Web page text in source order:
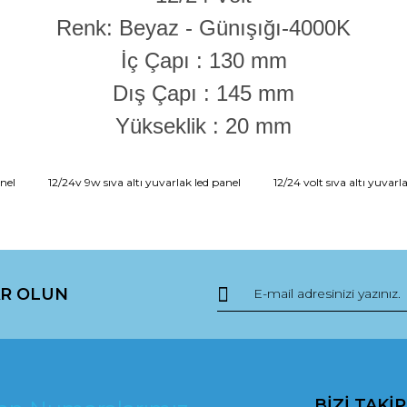
Renk: Beyaz - Günışığı-4000K
İç Çapı : 130 mm
Dış Çapı : 145 mm
Yükseklik : 20 mm
diğer konularda yetersiz gördüğünüz noktaları öneri formunu
12/24v 9w sıva altı yuvarlak led panel 12/24 volt sıva altı
OLUN